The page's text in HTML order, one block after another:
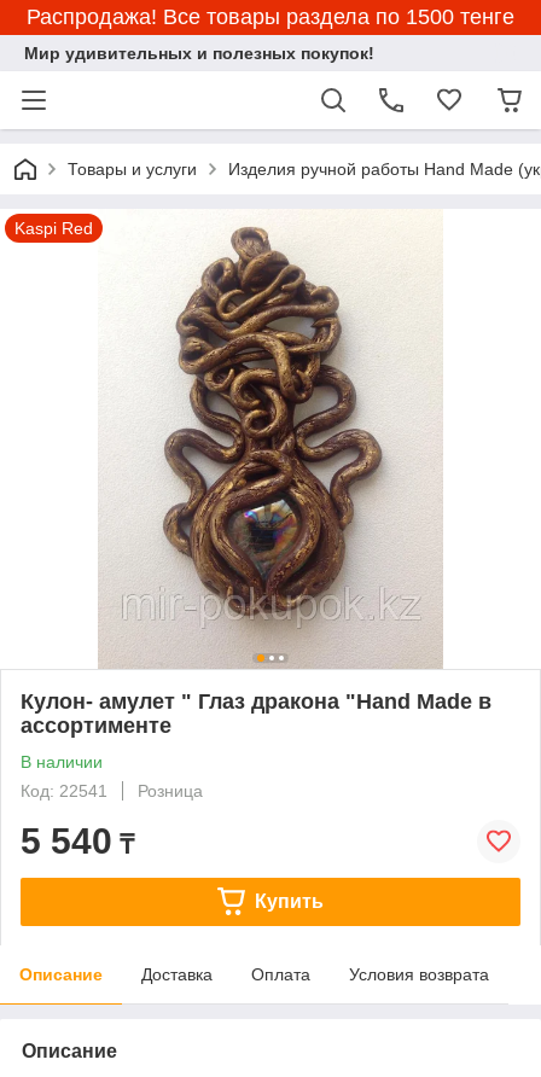
Распродажа! Все товары раздела по 1500 тенге
Мир удивительных и полезных покупок!
Товары и услуги Изделия ручной работы Hand Made
Kaspi Red
Кулон- амулет " Глаз дракона "Hand Made в
ассортименте
В наличии
Код: 22541
Розница
5 540 ₸
Купить
Описание Доставка Оплата Условия возврата
Описание